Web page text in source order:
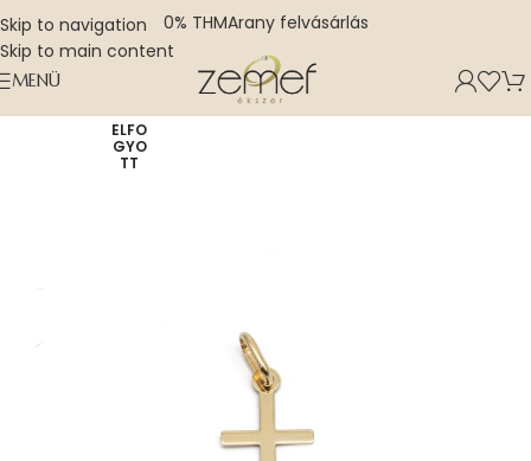
Skip to navigation
Skip to main content
0% THMArany felvásárlás
MENÜ
ELFO
GYO
TT